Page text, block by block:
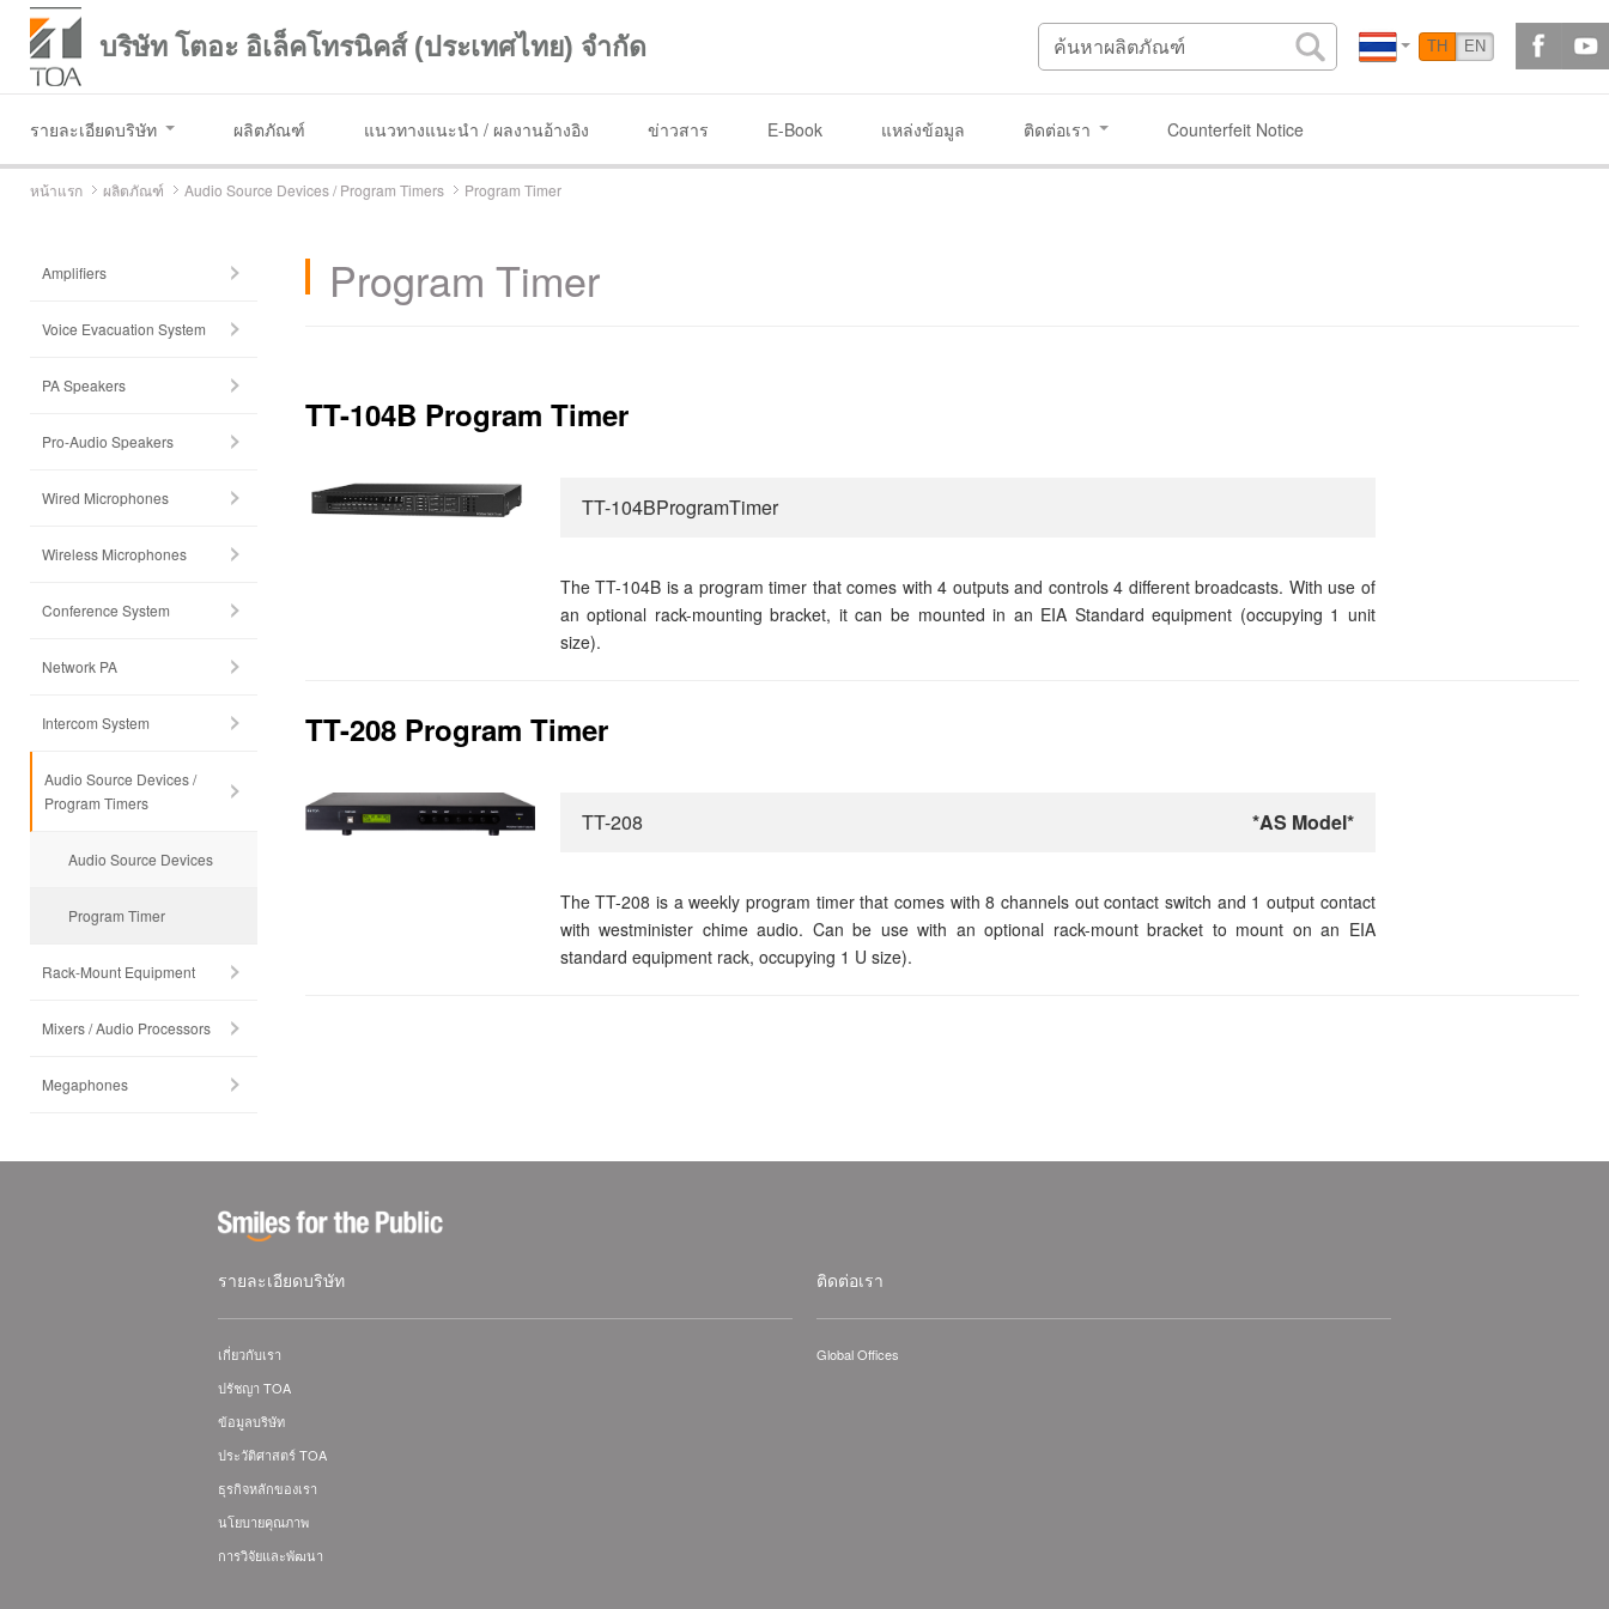
บริษัท โตอะ อิเล็คโทรนิคส์ (ประเทศไทย) จำกัด TH EN
รายละเอียดบริษัท ผลิตภัณฑ์ แนวทางแนะนำ / ผลงานอ้างอิง ข่าวสาร E-Book แหล่งข้อมูล ติดต่อเรา Counterfeit Notice
หน้าแรก ผลิตภัณฑ์ Audio Source Devices / Program Timers Program Timer
Program Timer
TT-104B Program Timer
TT-104BProgramTimer
The TT-104B is a program timer that comes with 4 outputs and controls 4 different broadcasts. With use of
an optional rack-mounting bracket, it can be mounted in an EIA Standard equipment (occupying 1 unit
size).
TT-208 Program Timer
TT-208 *AS Model*
The TT-208 is a weekly program timer that comes with 8 channels out contact switch and 1 output contact
with westminister chime audio. Can be use with an optional rack-mount bracket to mount on an EIA
standard equipment rack, occupying 1 U size).
Amplifiers
Voice Evacuation System
PA Speakers
Pro-Audio Speakers
Wired Microphones
Wireless Microphones
Conference System
Network PA
Intercom System
Audio Source Devices /
Program Timers
Audio Source Devices
Program Timer
Rack-Mount Equipment
Mixers / Audio Processors
Megaphones
รายละเอียดบริษัท
เกี่ยวกับเรา
ปรัชญา TOA
ข้อมูลบริษัท
ประวัติศาสตร์ TOA
ธุรกิจหลักของเรา
นโยบายคุณภาพ
การวิจัยและพัฒนา
ติดต่อเรา
Global Offices